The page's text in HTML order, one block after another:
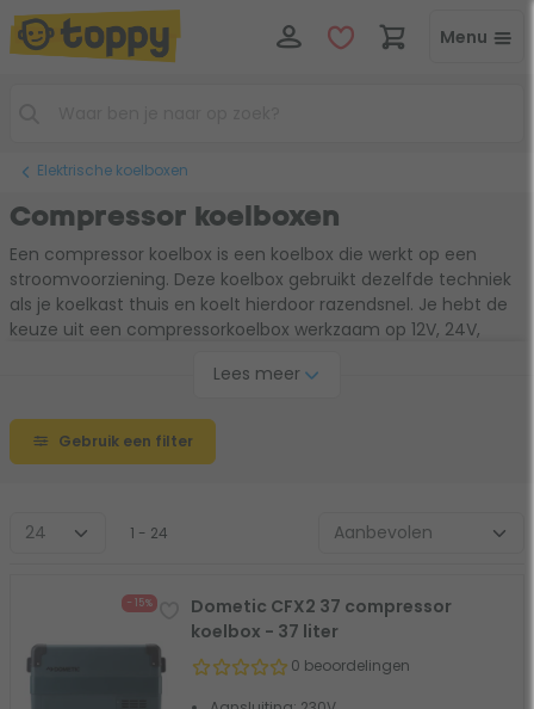
Menu
Elektrische koelboxen
Compressor koelboxen
Een compressor koelbox is een koelbox die werkt op een
stroomvoorziening. Deze koelbox gebruikt dezelfde techniek
als je koelkast thuis en koelt hierdoor razendsnel. Je hebt de
keuze uit een compressorkoelbox werkzaam op 12V, 24V,
camping gebruiken. Een compressorkoelbox is minimaal
je eten en drinken zelfs bij hoge temperaturen gekoeld.
Lees meer
Gebruik een filter
1 - 24
- 15%
Dometic CFX2 37 compressor
koelbox - 37 liter
0 beoordelingen